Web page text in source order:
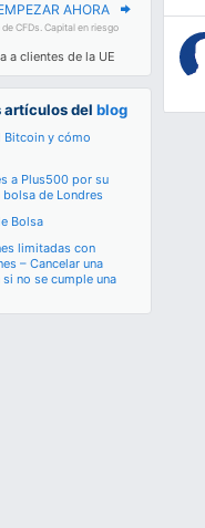
AHORA
CFDs. Capital en riesgo
a clientes de la UE
artículos delblog
Bitcoin y cómo
a Plus500 por su
bolsa de Londres
Bolsa
limitadas con
– Cancelar una
no se cumple una